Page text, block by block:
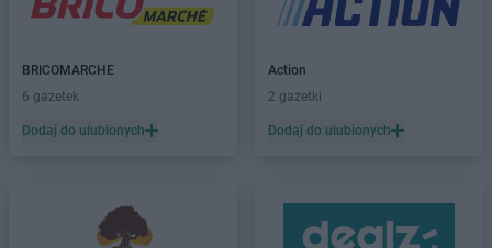
Dealz Boguszów-Gorce
Dealz Brzeg
Dealz
Budzistowo
Dealz Bydgoszcz
Chełm
BRICOMARCHE
6 gazetek
Dodaj do ulubionych
Action
2 gazetki
Dodaj do ulubionych